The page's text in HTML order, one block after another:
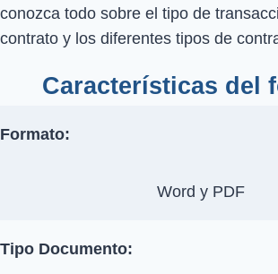
conozca todo sobre el tipo de
contrato y los diferentes tipos de
Características del
Formato:
Word y PDF
Tipo Documento: